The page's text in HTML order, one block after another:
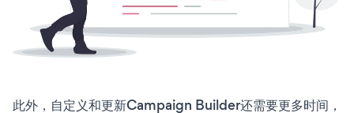
此外，自定义和更新Campaign Builder还需要更多时间，